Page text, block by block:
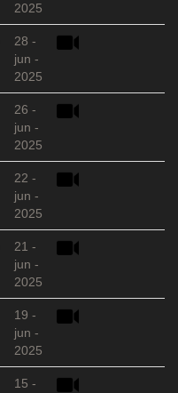
2025
28 -
jun -
2025
26 -
jun -
2025
22 -
jun -
2025
21 -
jun -
2025
19 -
jun -
2025
15 -